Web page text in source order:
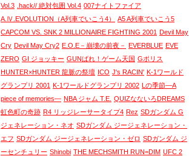
Vol.3 .hack// 絶対包囲 Vol.4 007ナイトファイア
A.Ⅳ.EVOLUTION（A列車でいこう4）
A5 A列車でいこう5
CAPCOM VS. SNK 2 MILLIONAIRE FIGHTING 2001 Devil May
Cry Devil May Cry2 E.O.E－崩壊の前夜－ EVERBLUE EVE
ZERO GI ジョッキー GUNばれ！ゲーム天国 Gポリス
HUNTER×HUNTER 龍脈の祭壇 ICO J's RACIN' K-1ワールド
グランプリ 2001 K-1ワールドグランプリ 2002 Lの季節―A
piece of memories― NBA ジャム T.E. QUIZなないろDREAMS
虹色町の奇跡 R4 リッジレーサータイプ4 Rez SDガンダム G
ジェネレーション・ネオ SDガンダム ジージェネレーション・
エフ SDガンダム ジージェネレーション・ゼロ SDガンダム ジ
ーセンチュリー Shinobi THE MECHSMITH RUN=DIM UFC 2